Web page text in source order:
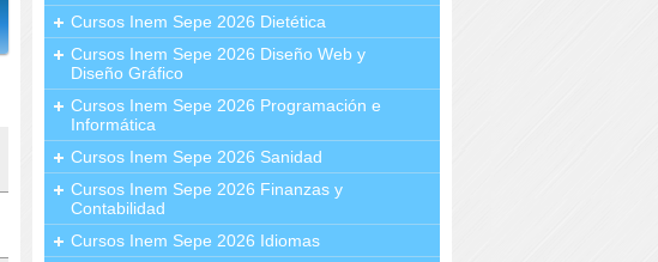
Cursos Inem Sepe 2026 Dietética
Cursos Inem Sepe 2026 Diseño Web y
Diseño Gráfico
Cursos Inem Sepe 2026 Programación e
Informática
Cursos Inem Sepe 2026 Sanidad
Cursos Inem Sepe 2026 Finanzas y
Contabilidad
Cursos Inem Sepe 2026 Idiomas